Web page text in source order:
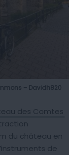
– Davidh820
des Comtes
du château en
de